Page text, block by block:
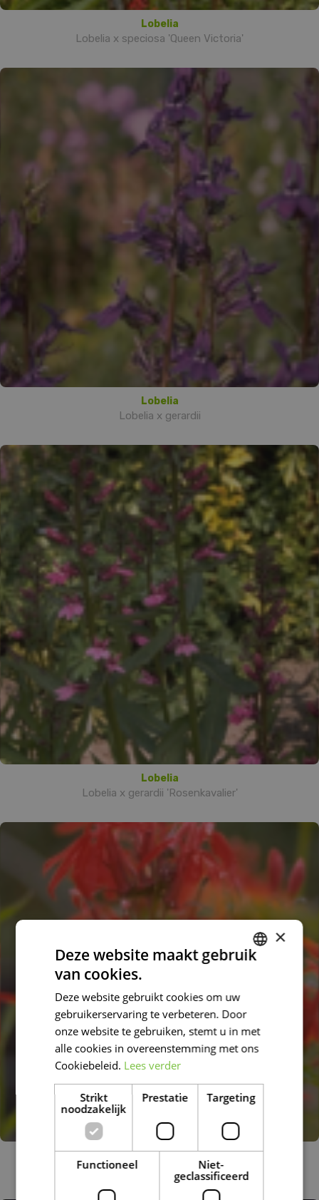
Lobelia
Lobelia x speciosa 'Queen Victoria'
Lobelia
Lobelia x gerardii
Lobelia
Lobelia x gerardii 'Rosenkavalier'
Scharlaken lobelia
Lobelia cardinalis
×
Deze website maakt gebruik
van cookies.
Deze website gebruikt cookies om uw
gebruikerservaring te verbeteren. Door
onze website te gebruiken, stemt u in met
alle cookies in overeenstemming met ons
Cookiebeleid. Lees verder
Strikt
noodzakelijk
Prestatie Targeting
Functioneel
Niet-
geclassificeerd